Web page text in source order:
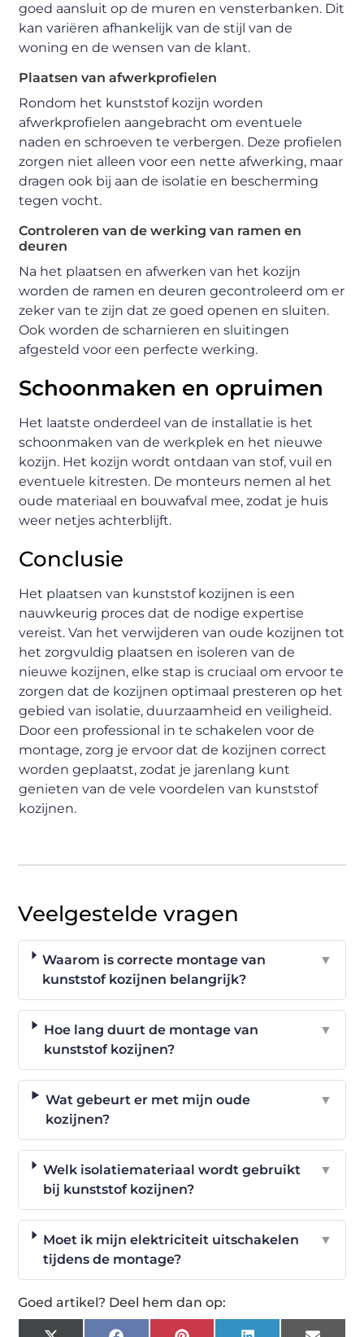
goed aansluit op de muren en vensterbanken. Dit
kan variëren afhankelijk van de stijl van de
woning en de wensen van de klant.
Plaatsen van afwerkprofielen
Rondom het kunststof kozijn worden
afwerkprofielen aangebracht om eventuele
naden en schroeven te verbergen. Deze profielen
zorgen niet alleen voor een nette afwerking, maar
dragen ook bij aan de isolatie en bescherming
tegen vocht.
Controleren van de werking van ramen en
deuren
Na het plaatsen en afwerken van het kozijn
worden de ramen en deuren gecontroleerd om er
zeker van te zijn dat ze goed openen en sluiten.
Ook worden de scharnieren en sluitingen
afgesteld voor een perfecte werking.
Schoonmaken en opruimen
Het laatste onderdeel van de installatie is het
schoonmaken van de werkplek en het nieuwe
kozijn. Het kozijn wordt ontdaan van stof, vuil en
eventuele kitresten. De monteurs nemen al het
oude materiaal en bouwafval mee, zodat je huis
weer netjes achterblijft.
Conclusie
Het plaatsen van kunststof kozijnen is een
nauwkeurig proces dat de nodige expertise
vereist. Van het verwijderen van oude kozijnen tot
het zorgvuldig plaatsen en isoleren van de
nieuwe kozijnen, elke stap is cruciaal om ervoor te
zorgen dat de kozijnen optimaal presteren op het
gebied van isolatie, duurzaamheid en veiligheid.
Door een professional in te schakelen voor de
montage, zorg je ervoor dat de kozijnen correct
worden geplaatst, zodat je jarenlang kunt
genieten van de vele voordelen van kunststof
kozijnen.
Veelgestelde vragen
Waarom is correcte montage van
kunststof kozijnen belangrijk?
▼
Hoe lang duurt de montage van
kunststof kozijnen?
▼
Wat gebeurt er met mijn oude
kozijnen?
▼
Welk isolatiemateriaal wordt gebruikt
bij kunststof kozijnen?
▼
Moet ik mijn elektriciteit uitschakelen
tijdens de montage?
▼
Goed artikel? Deel hem dan op: